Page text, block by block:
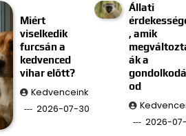
Miért
viselkedik
furcsán a
kedvenced
vihar előtt?
Kedvenceink
2026-07-30
Állati
, amik
ák a
od
2026-